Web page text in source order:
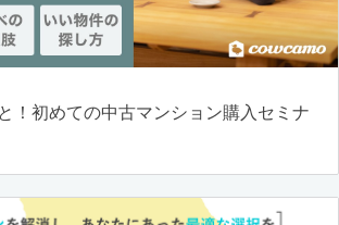
！初めての中古マンション購入セミナ